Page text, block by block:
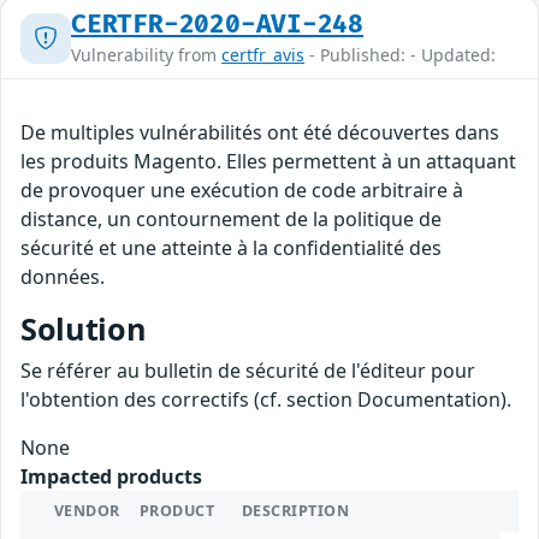
CERTFR-2020-AVI-248
Vulnerability from certfr_avis - Published: - Updated:
De multiples vulnérabilités ont été découvertes dans
les produits Magento. Elles permettent à un attaquant
de provoquer une exécution de code arbitraire à
distance, un contournement de la politique de
sécurité et une atteinte à la confidentialité des
données.
Solution
Se référer au bulletin de sécurité de l'éditeur pour
l'obtention des correctifs (cf. section Documentation).
None
Impacted products
VENDOR PRODUCT DESCRIPTION